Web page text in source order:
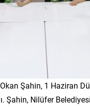
Şahin, 1 Haziran
Şahin, Nilüfer